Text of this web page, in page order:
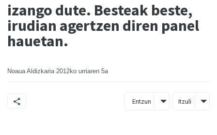
izango dute. Besteak beste,
irudian agertzen diren panel
hauetan.
Noaua Aldizkaria 2012ko urriaren 5a
Entzun Itzuli